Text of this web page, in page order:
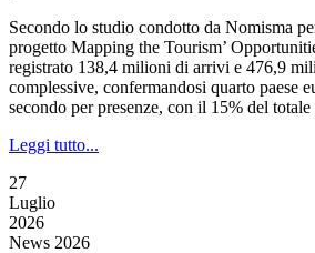
Secondo lo studio condotto da Nomisma
progetto Mapping the Tourism’
registrato 138,4 milioni di arrivi e 476,9
complessive, confermandosi quarto paese
secondo per presenze, con il 15% del
Leggi tutto...
27
Luglio
2026
News 2026